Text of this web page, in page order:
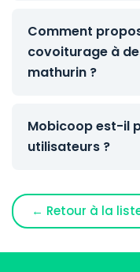
Comment
covoiturage à
mathurin ?
Mobicoop est-il
utilisateurs ?
← Retour à la